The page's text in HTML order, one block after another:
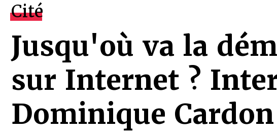
Cité
Jusqu'où va la
sur Internet ?
Dominique Cardon